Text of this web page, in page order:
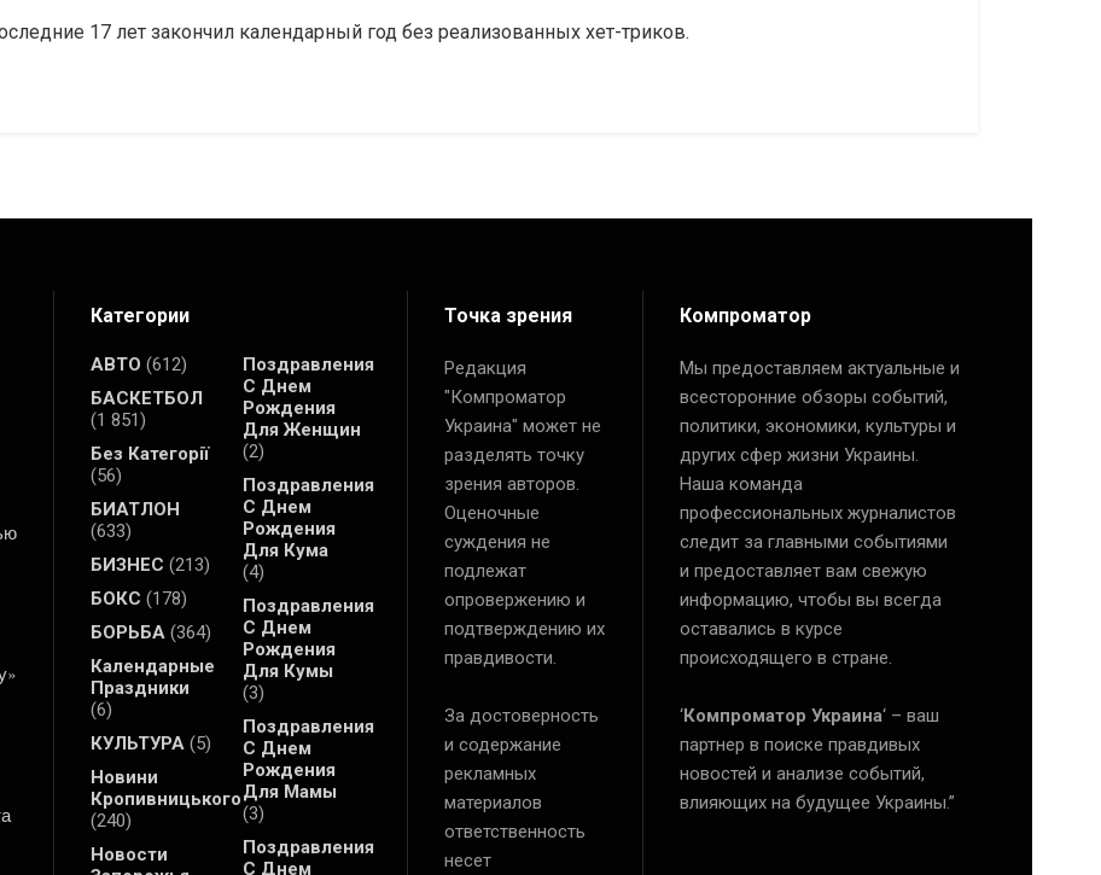
17 лет закончил календарный год без реализованных хет-триков.
Категории
АВТО (612)
БАСКЕТБОЛ
(1 851)
Без Категорії
(56)
БИАТЛОН
(633)
БИЗНЕС (213)
БОКС (178)
БОРЬБА (364)
Календарные
Праздники
(6)
КУЛЬТУРА (5)
Новини
Кропивницького
(240)
Новости
Поздравления
С Днем
Рождения
Для Женщин
(2)
Поздравления
С Днем
Рождения
Для Кума
(4)
Поздравления
С Днем
Рождения
Для Кумы
(3)
Поздравления
С Днем
Рождения
Для Мамы
(3)
Поздравления
С Днем
Точка зрения
Редакция
"Компроматор
Украина" может не
разделять точку
зрения авторов.
Оценочные
суждения не
подлежат
опровержению и
подтверждению их
правдивости.
За достоверность
и содержание
рекламных
материалов
ответственность
несет
Компроматор
Мы предоставляем актуальные и
всесторонние обзоры событий,
политики, экономики, культуры и
других сфер жизни Украины.
Наша команда
профессиональных журналистов
следит за главными событиями
и предоставляет вам свежую
информацию, чтобы вы всегда
оставались в курсе
происходящего в стране.
‘Компроматор Украина‘ – ваш
партнер в поиске правдивых
новостей и анализе событий,
влияющих на будущее Украины.”